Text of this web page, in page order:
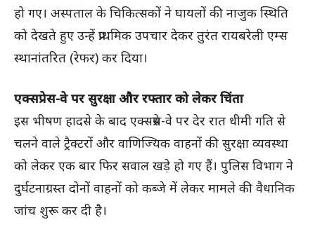
हो गए। अस्पताल के चिकित्सकों ने घायलों की नाजुक स्थिति
को देखते हुए उन्हें प्राथमिक उपचार देकर तुरंत रायबरेली एम्स
स्थानांतरित (रेफर) कर दिया।
एक्सप्रेस-वे पर सुरक्षा और रफ्तार को लेकर चिंता
इस भीषण हादसे के बाद एक्सप्रेस-वे पर देर रात धीमी गति से
चलने वाले ट्रैक्टरों और वाणिज्यिक वाहनों की सुरक्षा व्यवस्था
को लेकर एक बार फिर सवाल खड़े हो गए हैं। पुलिस विभाग ने
दुर्घटनाग्रस्त दोनों वाहनों को कब्जे में लेकर मामले की वैधानिक
जांच शुरू कर दी है।